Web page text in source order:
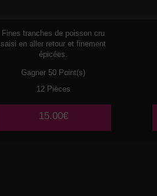
Fines tranches de poisson cru
saisi en aller retour et finement
épicées.
Gagner 50 Point(s)
12 Pièces
15.00€